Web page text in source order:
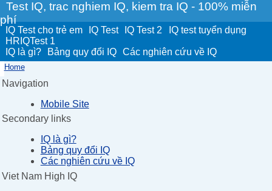
Test IQ, trac nghiem IQ, kiem tra IQ - 100% miễn
phí
IQ Test cho trẻ em IQ Test IQ Test 2
IQ test tuyển dụng
HRIQTest 1
IQ là gì?
Bảng quy đổi IQ Các nghiên cứu về IQ
Home
Navigation
Mobile Site
Secondary links
IQ là gì?
Bảng quy đổi IQ
Các nghiên cứu về IQ
Viet Nam High IQ